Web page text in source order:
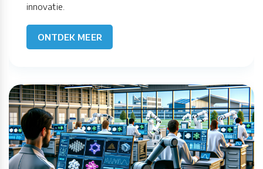
innovatie.
ONTDEK MEER